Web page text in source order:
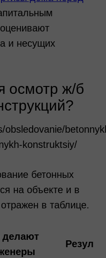
и несущих
осмотр ж/б
бетонных
на объекте и в
в таблице.
делают